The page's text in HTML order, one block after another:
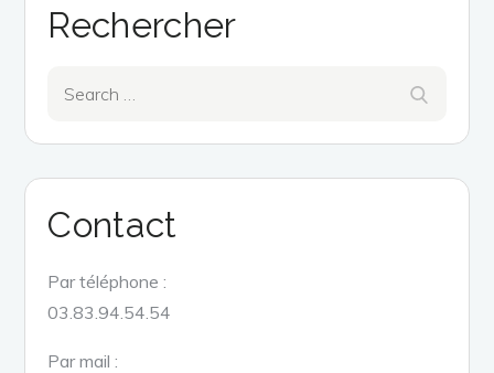
Rechercher
Contact
Par téléphone :
03.83.94.54.54
Par mail :